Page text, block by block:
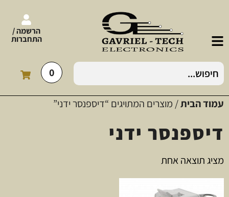
הרשמה /
התחברות
0
עמוד הבית/ מוצרים המתויגים “דיספנסר ידני”
דיספנסר ידני
מציג תוצאה אחת